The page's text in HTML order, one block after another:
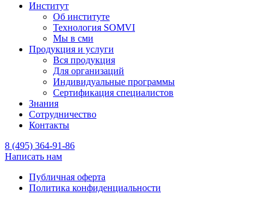
Институт
Об институте
Технология SOMVI
Мы в сми
Продукция и услуги
Вся продукция
Для организаций
Индивидуальные программы
Сертификация специалистов
Знания
Сотрудничество
Контакты
8 (495) 364-91-86
Написать нам
Публичная оферта
Политика конфиденциальности